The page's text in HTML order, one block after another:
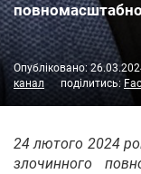
Опубліковано:
канал
поділитись:
24 лютого 2024
злочинного